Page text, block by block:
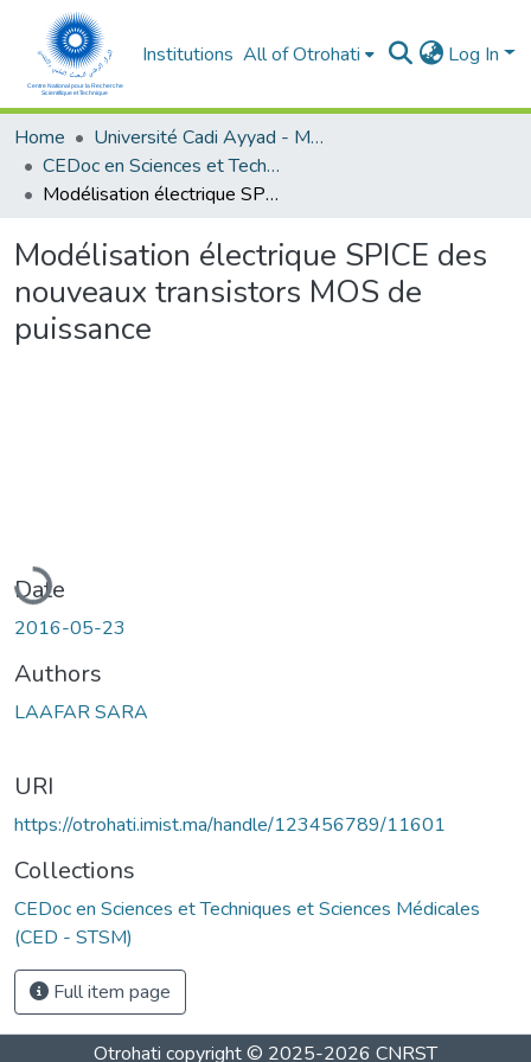
Institutions All of Otrohati Log In
Home
Université Cadi Ayyad - Marrakech
CEDoc en Sciences et Techniques et Sciences Médicales (CED - STSM)
Modélisation électrique SPICE des nouveaux transistors MOS de puissance
Modélisation électrique SPICE des
nouveaux transistors MOS de
puissance
Date
2016-05-23
Authors
LAAFAR SARA
URI
https://otrohati.imist.ma/handle/123456789/11601
Collections
CEDoc en Sciences et Techniques et Sciences Médicales
(CED - STSM)
Full item page
Otrohati copyright © 2025-2026 CNRST